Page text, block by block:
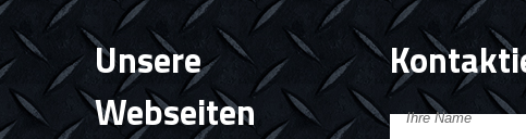
Unsere
Webseiten
Ihre Name